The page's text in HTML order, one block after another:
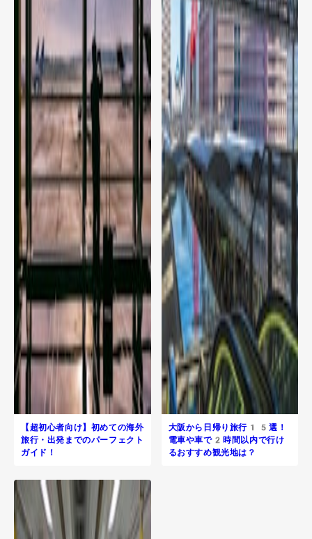
【超初心者向け】初めての海外
旅行・出発までのパーフェクト
ガイド！
大阪から日帰り旅行​15選！
電車や車で2時間以内で行け
るおすすめ観光地は？